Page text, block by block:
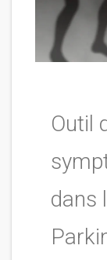
Outil
dans